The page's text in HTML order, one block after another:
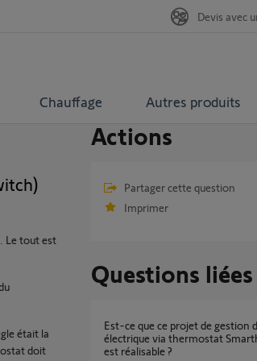
Chauffage Autres produits
Devis avec
Le tout est
était la
doit
Actions
Partager cette question
Imprimer
Questions liées
Est-ce que ce projet de gestion de radiateur
électrique via thermostat
est réalisable ?